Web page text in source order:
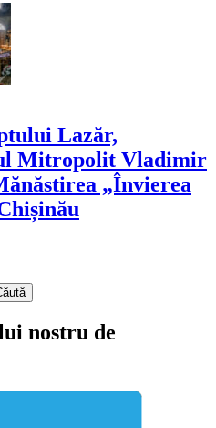
Lazăr,
Mitropolit Vladimir
„Învierea
nostru de